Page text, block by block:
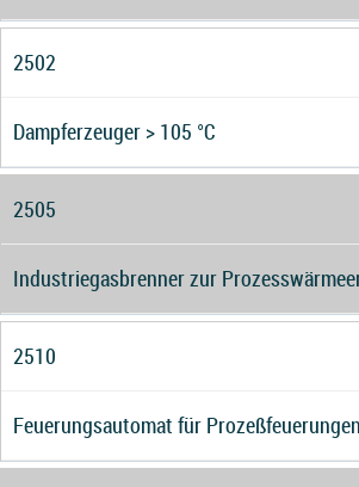
2502
Dampferzeuger > 105 °C
2505
Industriegasbrenner zur
2510
Feuerungsautomat für Prozeßfeuerungen